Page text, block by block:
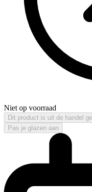
Niet op voorraad
Dit product is uit de handel
Pas je glazen aan